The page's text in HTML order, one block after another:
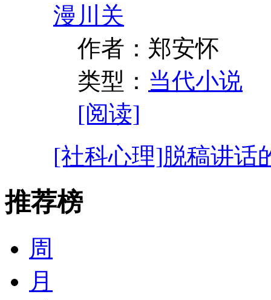
漫川关
作者：郑安怀
类型： 当代小说
[阅读]
[社科心理]脱稿讲话
推荐榜
周
月